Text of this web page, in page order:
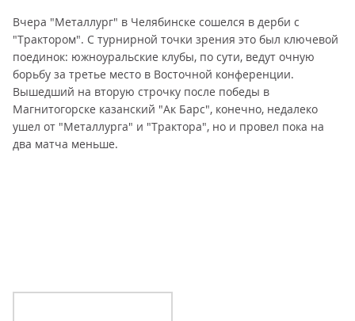
Вчера "Металлург" в Челябинске сошелся в дерби с
"Трактором". С турнирной точки зрения это был ключевой
поединок: южноуральские клубы, по сути, ведут очную
борьбу за третье место в Восточной конференции.
Вышедший на вторую строчку после победы в
Магнитогорске казанский "Ак Барс", конечно, недалеко
ушел от "Металлурга" и "Трактора", но и провел пока на
два матча меньше.